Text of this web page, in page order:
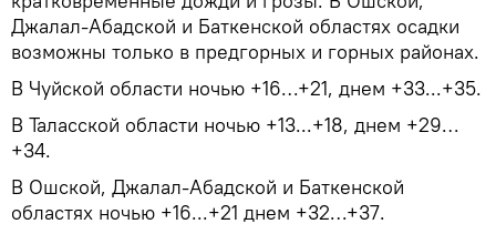
Джалал-Абадской и Баткенской областях осадки
возможны только в предгорных и горных районах.
В Чуйской области ночью +16…+21, днем +33...+35.
В Таласской области ночью +13...+18, днем +29…
+34.
В Ошской, Джалал-Абадской и Баткенской
областях ночью +16...+21 днем +32…+37.